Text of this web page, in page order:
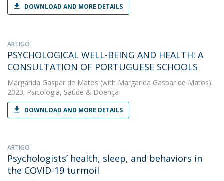
DOWNLOAD AND MORE DETAILS
ARTIGO
PSYCHOLOGICAL WELL-BEING AND HEALTH: A
CONSULTATION OF PORTUGUESE SCHOOLS
Margarida Gaspar de Matos (with Margarida Gaspar de Matos).
2023. Psicologia, Saúde & Doença
DOWNLOAD AND MORE DETAILS
ARTIGO
Psychologists’ health, sleep, and behaviors in
the COVID-19 turmoil